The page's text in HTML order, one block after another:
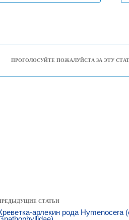
ПРОГОЛОСУЙТЕ ПОЖАЛУЙСТА ЗА ЭТУ
СТАТЬИ
арлекин рода Hymenocera